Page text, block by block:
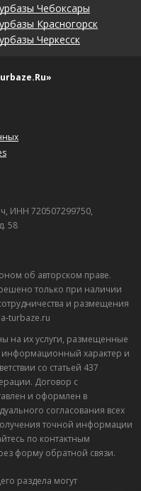
Чебоксары
Красногорск
Черкесск
ИНН 720507299750,
58
об авторском праве.
только при наличии
и размещения
turbaze.ru
на их услуги, размещенные
информационный характер и
со статьей 437
Договор с
и оформлен в
согласования всех
точной информации
по контактным
форму обратной связи.
раздела могут